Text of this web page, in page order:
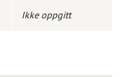
Ikke oppgitt